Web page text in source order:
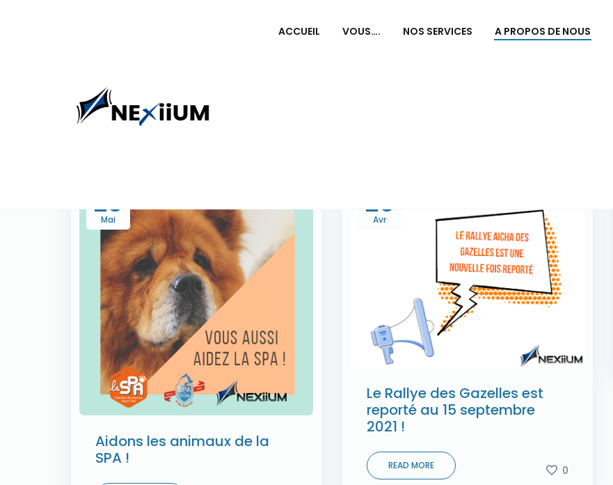
ACCUEIL VOUS…. NOS SERVICES A PROPOS DE NOUS
News
20
Mai
Aidons les animaux de la
SPA !
29
Avr
Le Rallye des Gazelles est
reporté au 15 septembre
2021 !
READ MORE 0